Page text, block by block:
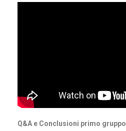
Q&A e Conclusioni primo gruppo